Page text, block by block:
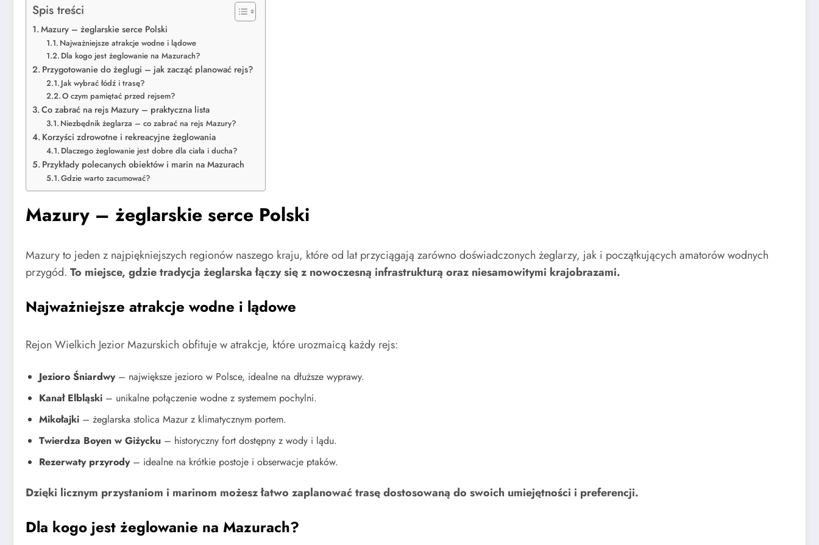
Spis treści
Mazury – żeglarskie serce Polski
Najważniejsze atrakcje wodne i lądowe
Dla kogo jest żeglowanie na Mazurach?
Przygotowanie do żeglugi – jak zacząć planować rejs?
Jak wybrać łódź i trasę?
O czym pamiętać przed rejsem?
Co zabrać na rejs Mazury – praktyczna lista
Niezbędnik żeglarza – co zabrać na rejs Mazury?
Korzyści zdrowotne i rekreacyjne żeglowania
Dlaczego żeglowanie jest dobre dla ciała i ducha?
Przykłady polecanych obiektów i marin na Mazurach
Gdzie warto zacumować?
Mazury – żeglarskie serce Polski
Mazury to jeden z najpiękniejszych regionów naszego kraju, które od lat przyciągają zarówno doświadczonych żeglarzy, jak i początkujących amatorów wodnych
przygód. To miejsce, gdzie tradycja żeglarska łączy się z nowoczesną infrastrukturą oraz niesamowitymi krajobrazami.
Najważniejsze atrakcje wodne i lądowe
Rejon Wielkich Jezior Mazurskich obfituje w atrakcje, które urozmaicą każdy rejs:
Jezioro Śniardwy– największe jezioro w Polsce, idealne na dłuższe wyprawy.
Kanał Elbląski – unikalne połączenie wodne z systemem pochylni.
Mikołajki – żeglarska stolica Mazur z klimatycznym portem.
Twierdza Boyen w Giżycku – historyczny fort dostępny z wody i lądu.
Rezerwaty przyrody– idealne na krótkie postoje i obserwacje ptaków.
Dzięki licznym przystaniom i marinom możesz łatwo zaplanować trasę dostosowaną do swoich umiejętności i preferencji.
Dla kogo jest żeglowanie na Mazurach?